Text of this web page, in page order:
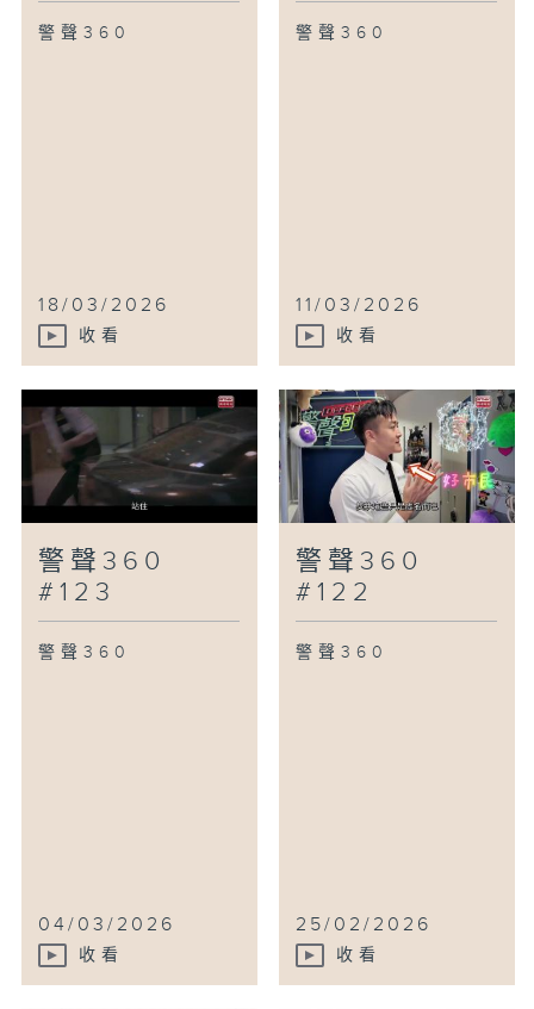
警聲360
18/03/2026
收看
警聲360
11/03/2026
收看
警聲360
#123
警聲360
04/03/2026
收看
警聲360
#122
警聲360
25/02/2026
收看